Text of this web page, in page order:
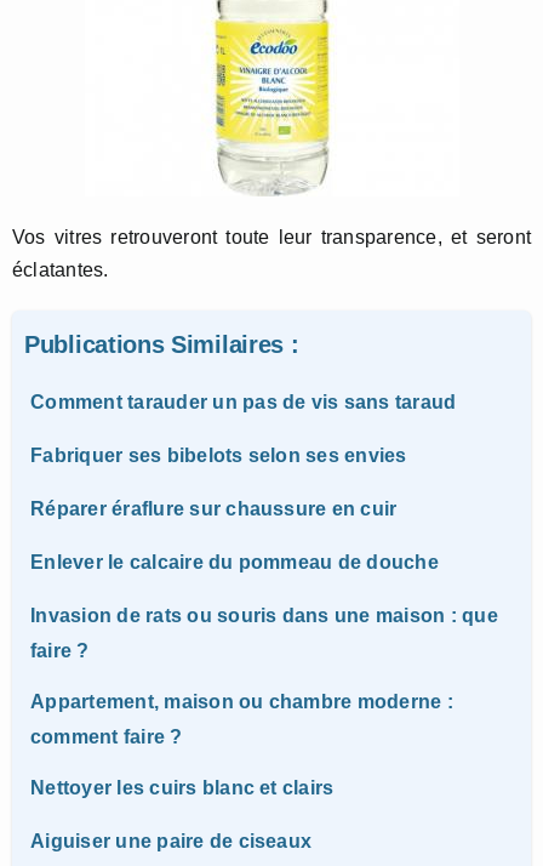
Vos vitres retrouveront toute leur transparence, et seront
éclatantes.
Publications Similaires :
Comment tarauder un pas de vis sans taraud
Fabriquer ses bibelots selon ses envies
Réparer éraflure sur chaussure en cuir
Enlever le calcaire du pommeau de douche
Invasion de rats ou souris dans une maison : que
faire ?
Appartement, maison ou chambre moderne :
comment faire ?
Nettoyer les cuirs blanc et clairs
Aiguiser une paire de ciseaux